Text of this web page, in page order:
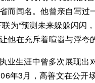
而闻名。他曾亲自写
为“预测未来躲躲闪闪
他在充斥着喧嚣与浮夸
业生涯中曾多次展现
年3月，高善文在公开